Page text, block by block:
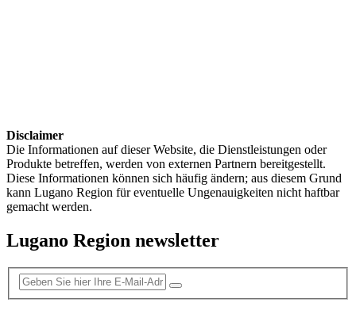
Disclaimer
Die Informationen auf dieser Website, die Dienstleistungen oder
Produkte betreffen, werden von externen Partnern bereitgestellt.
Diese Informationen können sich häufig ändern; aus diesem Grund
kann Lugano Region für eventuelle Ungenauigkeiten nicht haftbar
gemacht werden.
Lugano Region newsletter